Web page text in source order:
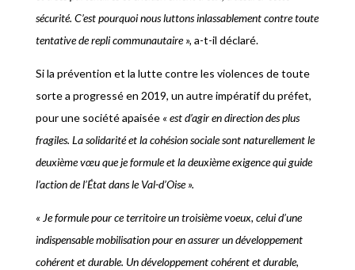
sécurité. C’est pourquoi nous luttons inlassablement contre toute
tentative de repli communautaire », a-t-il déclaré.
Si la prévention et la lutte contre les violences de toute
sorte a progressé en 2019, un autre impératif du préfet,
pour une société apaisée « est d’agir en direction des plus
fragiles. La solidarité et la cohésion sociale sont naturellement le
deuxième vœu que je formule et la deuxième exigence qui guide
l’action de l’État dans le Val-d’Oise ».
« Je formule pour ce territoire un troisième voeux, celui d’une
indispensable mobilisation pour en assurer un développement
cohérent et durable. Un développement cohérent et durable,